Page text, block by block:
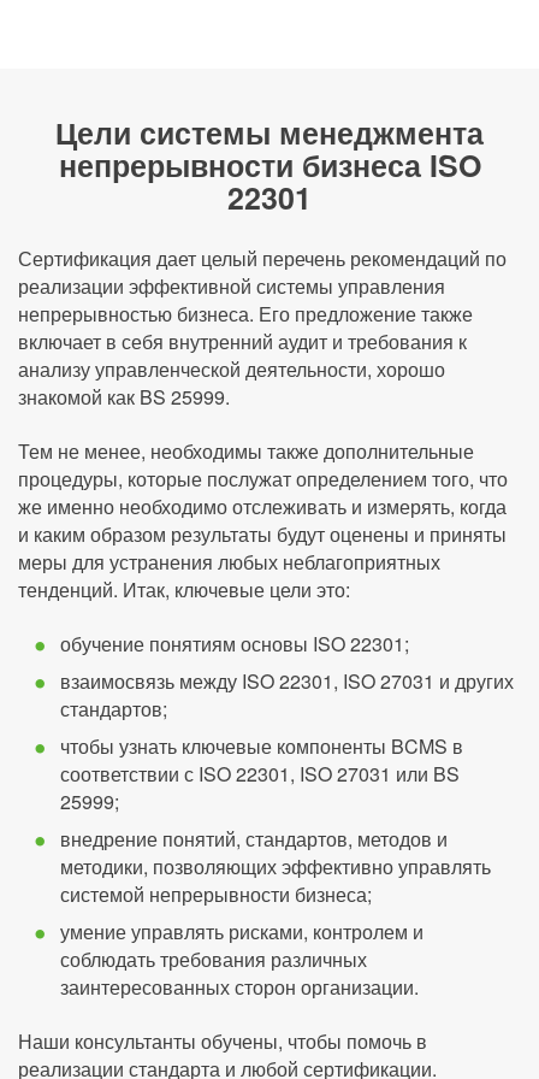
Цели системы менеджмента
непрерывности бизнеса ISO
22301
Сертификация дает целый перечень рекомендаций по
реализации эффективной системы управления
непрерывностью бизнеса. Его предложение также
включает в себя внутренний аудит и требования к
анализу управленческой деятельности, хорошо
знакомой как BS 25999.
Тем не менее, необходимы также дополнительные
процедуры, которые послужат определением того, что
же именно необходимо отслеживать и измерять, когда
и каким образом результаты будут оценены и приняты
меры для устранения любых неблагоприятных
тенденций. Итак, ключевые цели это:
обучение понятиям основы ISO 22301;
взаимосвязь между ISO 22301, ISO 27031 и других
стандартов;
чтобы узнать ключевые компоненты BCMS в
соответствии с ISO 22301, ISO 27031 или BS
25999;
внедрение понятий, стандартов, методов и
методики, позволяющих эффективно управлять
системой непрерывности бизнеса;
умение управлять рисками, контролем и
соблюдать требования различных
заинтересованных сторон организации.
Наши консультанты обучены, чтобы помочь в
реализации стандарта и любой сертификации.